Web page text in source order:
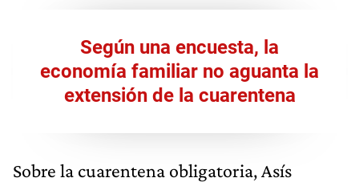
Según una encuesta, la
economía familiar no aguanta la
extensión de la cuarentena
Sobre la cuarentena obligatoria, Asís